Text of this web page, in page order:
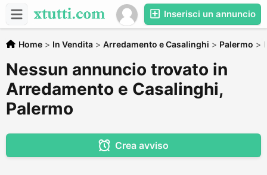
Inserisci un annuncio
Home > In Vendita > Arredamento e Casalinghi > Palermo >
Nessun annuncio trovato in
Arredamento e Casalinghi,
Palermo
Crea avviso